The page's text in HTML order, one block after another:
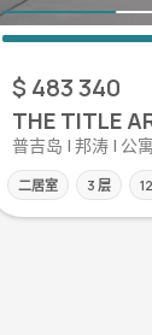
$ 483 340
THE TITLE
普吉岛 | 邦涛 | 公寓
二居室 3 层